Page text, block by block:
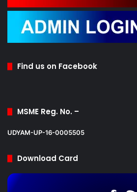
Find us on Facebook
MSME Reg. No. –
UDYAM-UP-16-0005505
Download Card